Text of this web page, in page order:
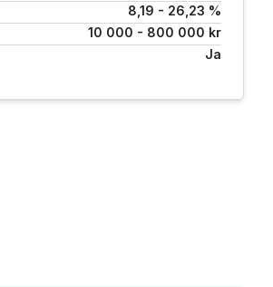
8,19 - 26,23 %
10 000 - 800 000 kr
Ja